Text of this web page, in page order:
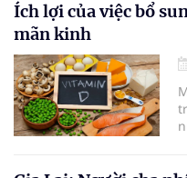
Ích lợi của việc bổ
mãn kinh